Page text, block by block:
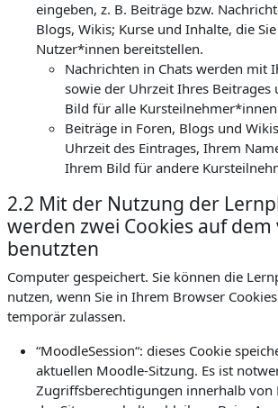
eingeben, z. B. Beiträge bzw.
Blogs, Wikis; Kurse und Inhalte, die
Nutzer*innen bereitstellen.
Nachrichten in Chats werden mit
sowie der Uhrzeit Ihres
Bild für alle
Beiträge in Foren, Blogs und
Uhrzeit des Eintrages, Ihrem
Ihrem Bild für andere
2.2 Mit der Nutzung der
werden zwei Cookies auf
benutzten
Computer gespeichert. Sie können die
nutzen, wenn Sie in Ihrem Browser
temporär zulassen.
“MoodleSession“: dieses Cookie
aktuellen Moodle-Sitzung. Es ist
Zugriffsberechtigungen innerhalb von